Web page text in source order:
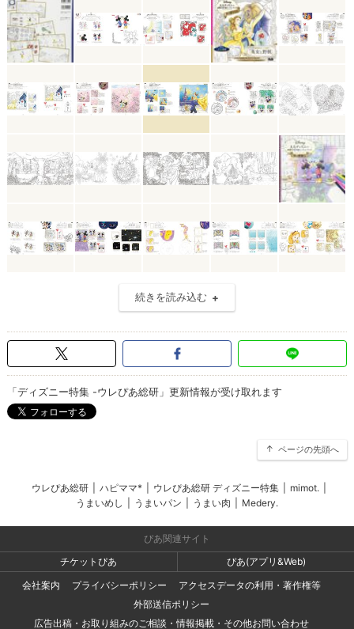
続きを読み込む
「ディズニー特集 -ウレぴあ総研」更新情報が受け取れます
ページの先頭へ
ウレぴあ総研 ハピママ* ウレぴあ総研 ディズニー特集 mimot.
うまいめし
うまいパン うまい肉 Medery.
ぴあ関連サイト
チケットぴあ
ぴあ(アプリ&Web)
会社案内
プライバシーポリシー
アクセスデータの利用・著作権等
外部送信ポリシー
広告出稿・お取り組みのご相談・情報掲載・その他お問い合わせ